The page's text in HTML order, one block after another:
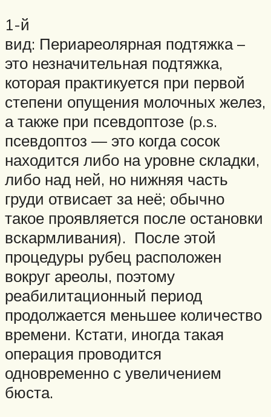
1-й
вид: Периареолярная подтяжка –
это незначительная подтяжка,
которая практикуется при первой
степени опущения молочных желез,
а также при псевдоптозе (p.s.
псевдоптоз — это когда сосок
находится либо на уровне складки,
либо над ней, но нижняя часть
груди отвисает за неё; обычно
такое проявляется после остановки
вскармливания). После этой
процедуры рубец расположен
вокруг ареолы, поэтому
реабилитационный период
продолжается меньшее количество
времени. Кстати, иногда такая
операция проводится
одновременно с увеличением
бюста.